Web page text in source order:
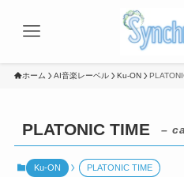
ホーム AI音楽レーベル Ku-ON
PLATONIC TIME –
Ku-ON PLATONIC TIME